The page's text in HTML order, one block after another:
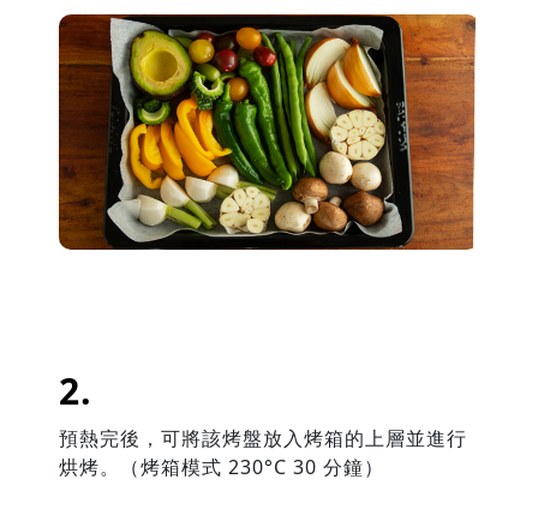
預熱完後，可將該烤盤放入烤箱的上層並進行
烘烤。（烤箱模式 230°C 30分鐘）